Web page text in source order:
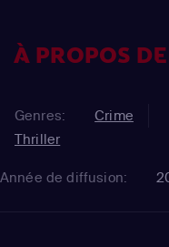
À PROPOS
Genres: Crime
Thriller
Année de diffusion: